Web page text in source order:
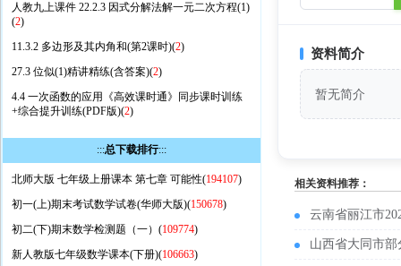
人教九上课件 22.2.3 因式分解法解一元二次方程(1)
(2)
11.3.2 多边形及其内角和(第2课时)(2)
27.3 位似(1)精讲精练(含答案)(2)
4.4 一次函数的应用《高效课时通》同步课时训练
+综合提升训练(PDF版)(2)
:::总下载排行:::
北师大版 七年级上册课本 第七章 可能性(194107)
初一(上)期末考试数学试卷(华师大版)(150678)
初二(下)期末数学检测题（一）(109774)
新人教版七年级数学课本(下册)(106663)
资料简介
暂无简介
相关资料推荐：
云南省丽江市
山西省大同市